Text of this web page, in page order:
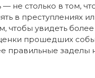
— не столько в том,
в преступлениях
чтобы увидеть более
прошедших
правильные заделы